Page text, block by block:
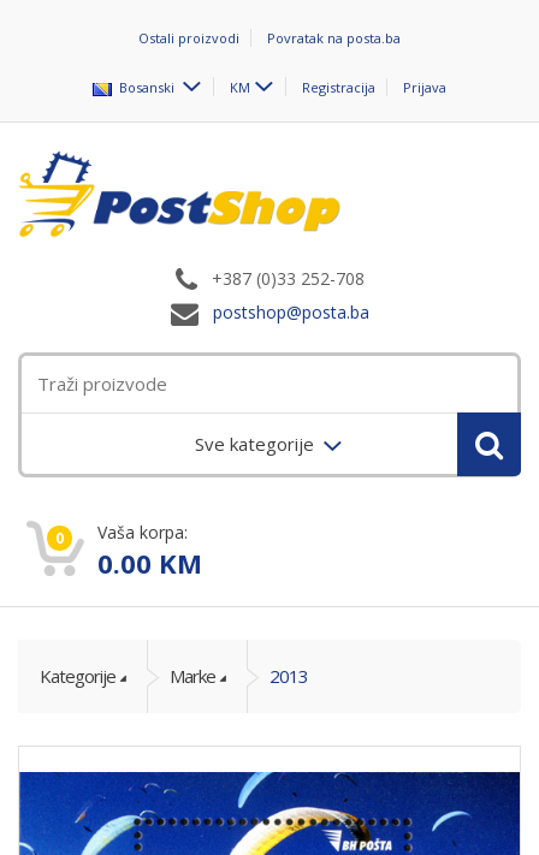
Ostali proizvodi Povratak na posta.ba
Bosanski KM Registracija Prijava
+387 (0)33 252-708
postshop@posta.ba
Sve kategorije
0 Vaša korpa:
0.00 KM
Kategorije Marke 2013